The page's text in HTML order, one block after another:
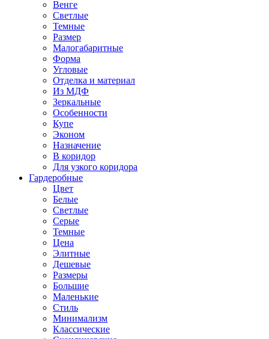
Венге
Светлые
Темные
Размер
Малогабаритные
Форма
Угловые
Отделка и материал
Из МДФ
Зеркальные
Особенности
Купе
Эконом
Назначение
В коридор
Для узкого коридора
Гардеробные
Цвет
Белые
Светлые
Серые
Темные
Цена
Элитные
Дешевые
Размеры
Большие
Маленькие
Стиль
Минимализм
Классические